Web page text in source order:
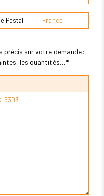
précis sur votre demande:
les quantités...*